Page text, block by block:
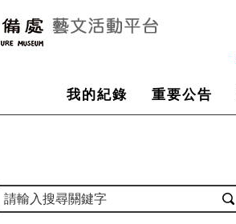
我的紀錄 重要公告